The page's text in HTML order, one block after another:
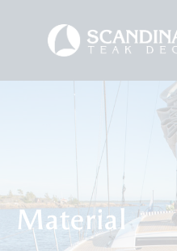
Material